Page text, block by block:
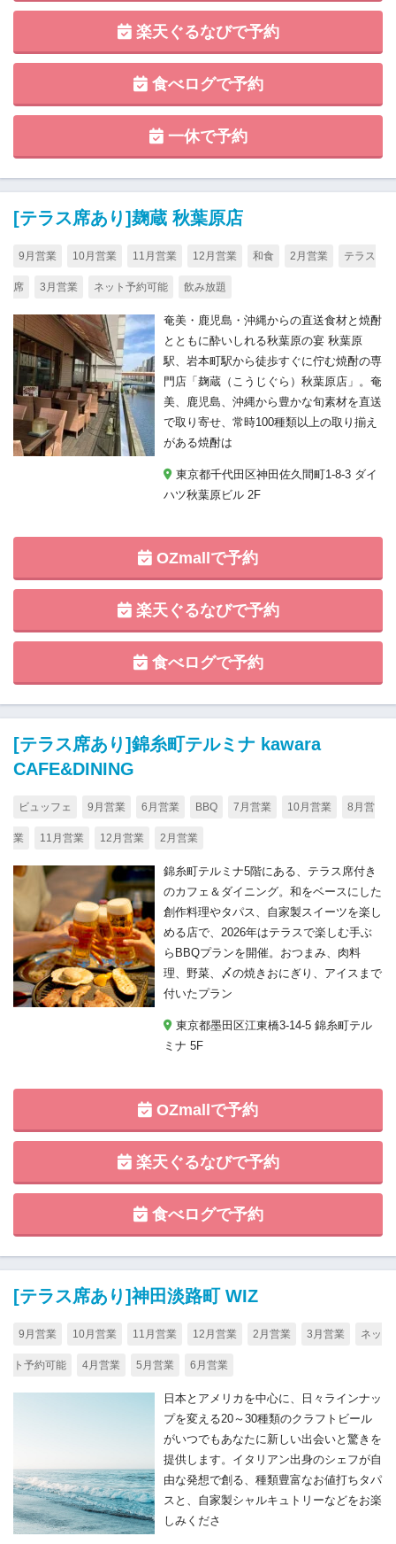
楽天ぐるなびで予約
食べログで予約
一休で予約
[テラス席あり]麹蔵 秋葉原店
9月営業 10月営業 11月営業 12月営業 和食 2月営業 テラス
席 3月営業 ネット予約可能 飲み放題
奄美・鹿児島・沖縄からの直送食材と焼酎
とともに酔いしれる秋葉原の宴 秋葉原
駅、岩本町駅から徒歩すぐに佇む焼酎の専
門店「麹蔵（こうじぐら）秋葉原店」。奄
美、鹿児島、沖縄から豊かな旬素材を直送
で取り寄せ、常時100種類以上の取り揃え
がある焼酎は
東京都千代田区神田佐久間町1-8-3 ダイ
ハツ秋葉原ビル 2F
OZmallで予約
楽天ぐるなびで予約
食べログで予約
[テラス席あり]錦糸町テルミナ kawara
CAFE&DINING
ビュッフェ 9月営業 6月営業 BBQ 7月営業 10月営業 8月営
業 11月営業 12月営業 2月営業
錦糸町テルミナ5階にある、テラス席付き
のカフェ＆ダイニング。和をベースにした
創作料理やタパス、自家製スイーツを楽し
める店で、2026年はテラスで楽しむ手ぶ
らBBQプランを開催。おつまみ、肉料
理、野菜、〆の焼きおにぎり、アイスまで
付いたプラン
東京都墨田区江東橋3-14-5 錦糸町テル
ミナ 5F
OZmallで予約
楽天ぐるなびで予約
食べログで予約
[テラス席あり]神田淡路町 WIZ
9月営業 10月営業 11月営業 12月営業 2月営業 3月営業 ネッ
ト予約可能 4月営業 5月営業 6月営業
日本とアメリカを中心に、日々ラインナッ
プを変える20～30種類のクラフトビール
がいつでもあなたに新しい出会いと驚きを
提供します。イタリアン出身のシェフが自
由な発想で創る、種類豊富なお値打ちタパ
スと、自家製シャルキュトリーなどをお楽
しみくださ